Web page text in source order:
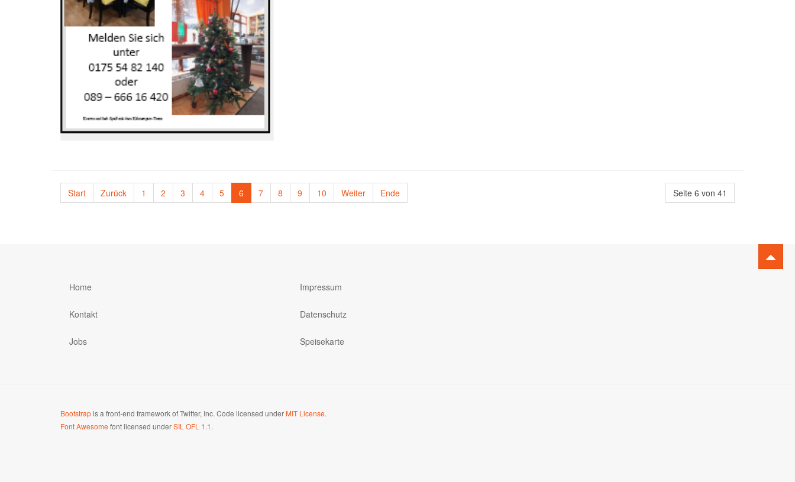
Seite 6 von 41
Start Zurück 1 2 3 4 5 6 7 8 9 10 Weiter Ende
Home
Kontakt
Jobs
Impressum
Datenschutz
Speisekarte
Bootstrapis a front-end framework of Twitter, Inc. Code licensed underMIT License.
Font Awesome font licensed underSIL OFL 1.1.